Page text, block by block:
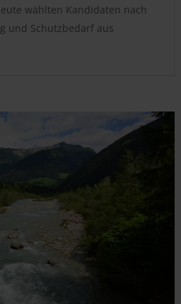
wählten Kandidaten nach
und Schutzbedarf aus